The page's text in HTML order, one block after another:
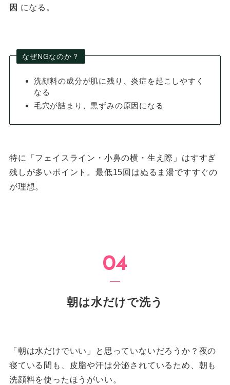
因 になる。
なぜNGなのか？
洗顔料の成分が肌に残り、炎症を起こしやすく
なる
毛穴が詰まり、黒ずみの原因になる
特に「フェイスライン・小鼻の横・生え際」はすすぎ
残しが多いポイント。最低15回はぬるま湯ですすぐの
が理想。
朝は水だけで洗う
「朝は水だけでいい」と思っていないだろうか？夜の
寝ている間も、皮脂や汗は分泌されているため、朝も
洗顔料を使ったほうがいい。